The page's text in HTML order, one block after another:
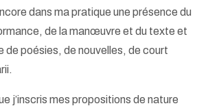
dans ma pratique une présence du
de la manœuvre et du texte et
de poésies, de nouvelles, de court
j’inscris mes propositions de nature